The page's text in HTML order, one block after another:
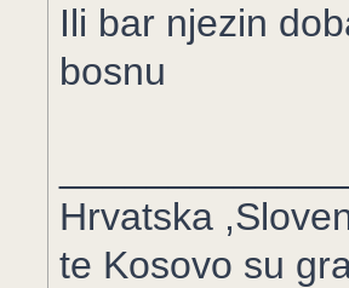
Ili bar njezin
bosnu
Hrvatska
te Kosovo su